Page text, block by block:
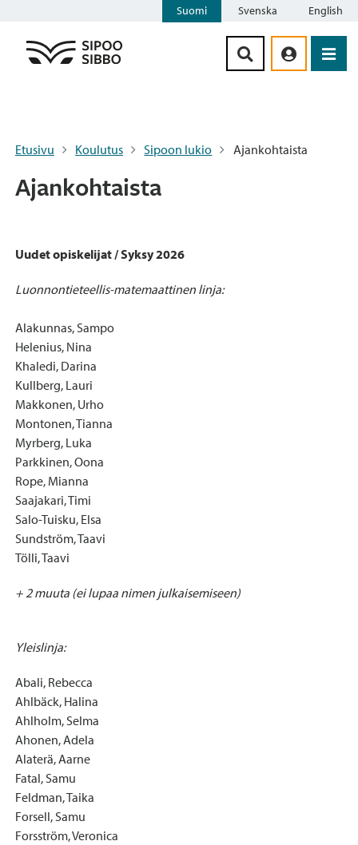
Suomi Svenska English
Etusivu Koulutus Sipoon lukio Ajankohtaista
Ajankohtaista
Uudet opiskelijat / Syksy 2026
Luonnontieteellis-matemaattinen linja:
Alakunnas, Sampo
Helenius, Nina
Khaledi, Darina
Kullberg, Lauri
Makkonen, Urho
Montonen, Tianna
Myrberg, Luka
Parkkinen, Oona
Rope, Mianna
Saajakari, Timi
Salo-Tuisku, Elsa
Sundström, Taavi
Tölli, Taavi
+ 2 muuta (ei lupaa nimen julkaisemiseen)
Yleislinja:
Abali, Rebecca
Ahlbäck, Halina
Ahlholm, Selma
Ahonen, Adela
Alaterä, Aarne
Fatal, Samu
Feldman, Taika
Forsell, Samu
Forsström, Veronica